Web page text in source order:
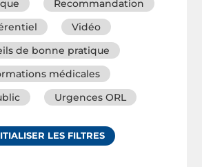
Recommandation
Vidéo
de bonne pratique
médicales
Urgences ORL
LES FILTRES